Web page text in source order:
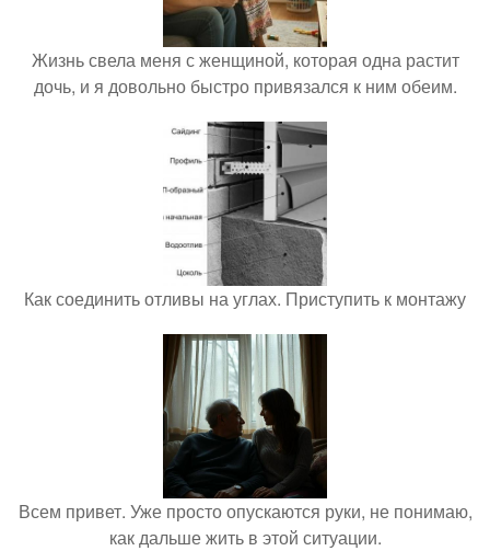
Жизнь свела меня с женщиной, которая одна растит
дочь, и я довольно быстро привязался к ним обеим.
Как соединить отливы на углах. Приступить к монтажу
Всем привет. Уже просто опускаются руки, не понимаю,
как дальше жить в этой ситуации.